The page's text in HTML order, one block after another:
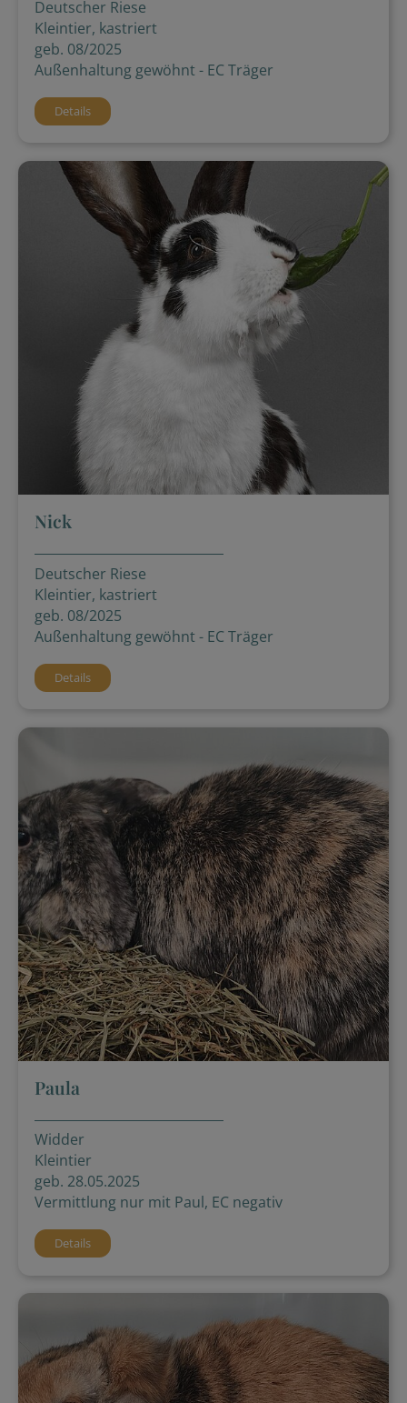
Deutscher Riese
Kleintier, kastriert
geb. 08/2025
Außenhaltung gewöhnt - EC Träger
Details
Nick
Deutscher Riese
Kleintier, kastriert
geb. 08/2025
Außenhaltung gewöhnt - EC Träger
Details
Paula
Widder
Kleintier
geb. 28.05.2025
Vermittlung nur mit Paul, EC negativ
Details